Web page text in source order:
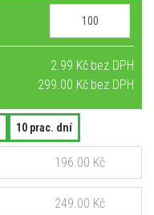
2.99 Kč
299.00 Kč
10 prac. dní
196.00 Kč
249.00 Kč